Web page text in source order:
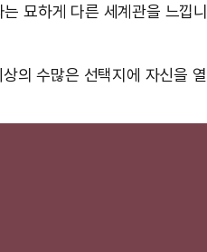
묘하게 다른 세계관을 느낍
의 수많은 선택지에 자신을